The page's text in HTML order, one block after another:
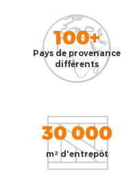
100+
Pays de provenance
différents
30 000
m² d'entrepôt